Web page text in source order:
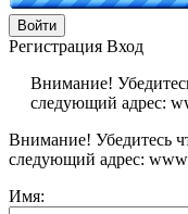
Войти
Регистрация Вход
Внимание!
следующий адрес:
Внимание! Убедитесь
следующий адрес:
Имя: